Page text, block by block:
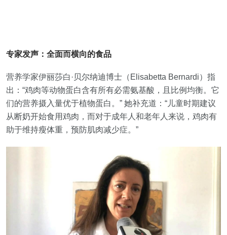
专家发声：全面而横向的食品
营养学家伊丽莎白·贝尔纳迪博士（Elisabetta Bernardi）指
出：“鸡肉等动物蛋白含有所有必需氨基酸，且比例均衡。它
们的营养摄入量优于植物蛋白。” 她补充道：“儿童时期建议
从断奶开始食用鸡肉，而对于成年人和老年人来说，鸡肉有
助于维持瘦体重，预防肌肉减少症。”